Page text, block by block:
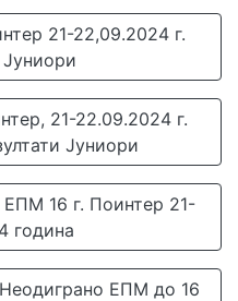
21-22,09.2024 г.
Јуниори
21-22.09.2024 г.
Јуниори
ЕПМ 16 г. Поинтер 21-
година
ЕПМ до 16